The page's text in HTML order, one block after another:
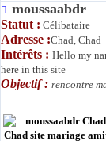
moussaabdr
Statut : Célibataire
Adresse :Chad, Chad
Intérêts : Hello my
here in this site
Objectif : rencontre